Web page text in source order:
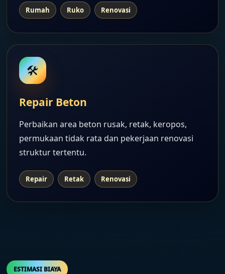
Rumah Ruko Renovasi
🛠️
Repair Beton
Perbaikan area beton rusak, retak, keropos,
permukaan tidak rata dan pekerjaan renovasi
struktur tertentu.
Repair Retak Renovasi
ESTIMASI BIAYA